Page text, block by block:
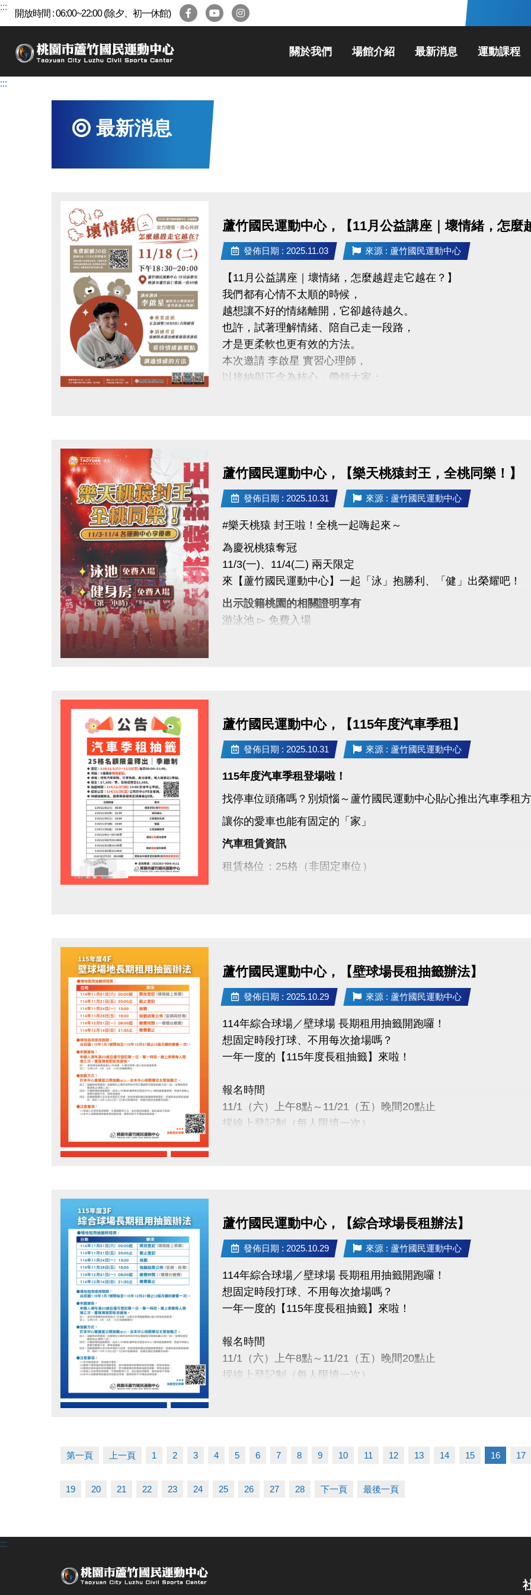
跳
區
:::
開放時間 : 06:00~22:00 (除夕、初一休館)
關於我們 場館介紹 最新消息 運動課程
:::
最新消息
蘆竹國民運動中心，【11月公益講座｜壞情緒，怎麼
發佈日期 : 2025.11.03 來源 : 蘆竹國民運動中心
【11月公益講座｜壞情緒，怎麼越趕走它越在？】
我們都有心情不太順的時候，
越想讓不好的情緒離開，它卻越待越久。
也許，試著理解情緒、陪自己走一段路，
才是更柔軟也更有效的方法。
本次邀請 李啟星 實習心理師，
以接納與正念為核心，帶領大家：
講師｜李啟星 實習心理師
具接納與承諾治療實務訓練、正念減壓（MBSR）合格師資資格
公益免費講座・限額30位
掃描 QR Code 填表報名，與我們一起培養更穩定、自在的心。
蘆竹國民運動中心，【樂天桃猿封王，全桃同樂！】
發佈日期 : 2025.10.31 來源 : 蘆竹國民運動中心
#樂天桃猿 封王啦！全桃一起嗨起來～
為慶祝桃猿奪冠
11/3(一)、11/4(二) 兩天限定
來【蘆竹國民運動中心】一起「泳」抱勝利、「健」出榮耀吧！
出示設籍桃園的相關證明享有
游泳池 ▻ 免費入場
#桃園市政府體育局 #封王同樂 #運動中心優惠 #全民運動
蘆竹國民運動中心，【115年度汽車季租】
發佈日期 : 2025.10.31 來源 : 蘆竹國民運動中心
115年度汽車季租登場啦！
找停車位頭痛嗎？別煩惱～蘆竹國民運動中心貼心推出汽車季租
讓你的愛車也能有固定的「家」
汽車租賃資訊
租賃格位：25格（非固定車位）
每天 08:00～21:00 至本館1樓客服組辦理現場登記
名冊公告：11/25(二)前
抽籤日期：11/27(四) 14:00
地點：蘆竹國民運動中心1樓
(將同步於中心臉書及官網公告)
中籤繳費時間
小提醒：
每人限登記一輛車，不得重複或代登記。
承租權限限本人使用，不可轉讓。
讓你的愛車在蘆竹運動中心安心停、放心停~
蘆竹國民運動中心，【壁球場長租抽籤辦法】
發佈日期 : 2025.10.29 來源 : 蘆竹國民運動中心
114年綜合球場／壁球場 長期租用抽籤開跑囉！
想固定時段打球、不用每次搶場嗎？
一年一度的【115年度長租抽籤】來啦！
報名時間
11/1（六）上午8點～11/21（五）晚間20點止
採線上登記制（每人限填一次）
抽籤結果公布
11/28（五）下午16:00
公布於：1樓球館櫃台／官網／FB粉絲專頁
繳費時間
12/1（一）08:00～12/14（日）21:30止
使用期限
115/1/1～115/12/31（每三個月續約繳費一次）
蘆竹國民運動中心，【綜合球場長租辦法】
發佈日期 : 2025.10.29 來源 : 蘆竹國民運動中心
114年綜合球場／壁球場 長期租用抽籤開跑囉！
想固定時段打球、不用每次搶場嗎？
一年一度的【115年度長租抽籤】來啦！
報名時間
11/1（六）上午8點～11/21（五）晚間20點止
採線上登記制（每人限填一次）
11/28（五）下午16:00
繳費時間
第一頁 上一頁 1 2 3 4 5 6 7 8 9 10 11 12 13 14 15 16 17
19 20 21 22 23 24 25 26 27 28 下一頁 最後一頁
:::